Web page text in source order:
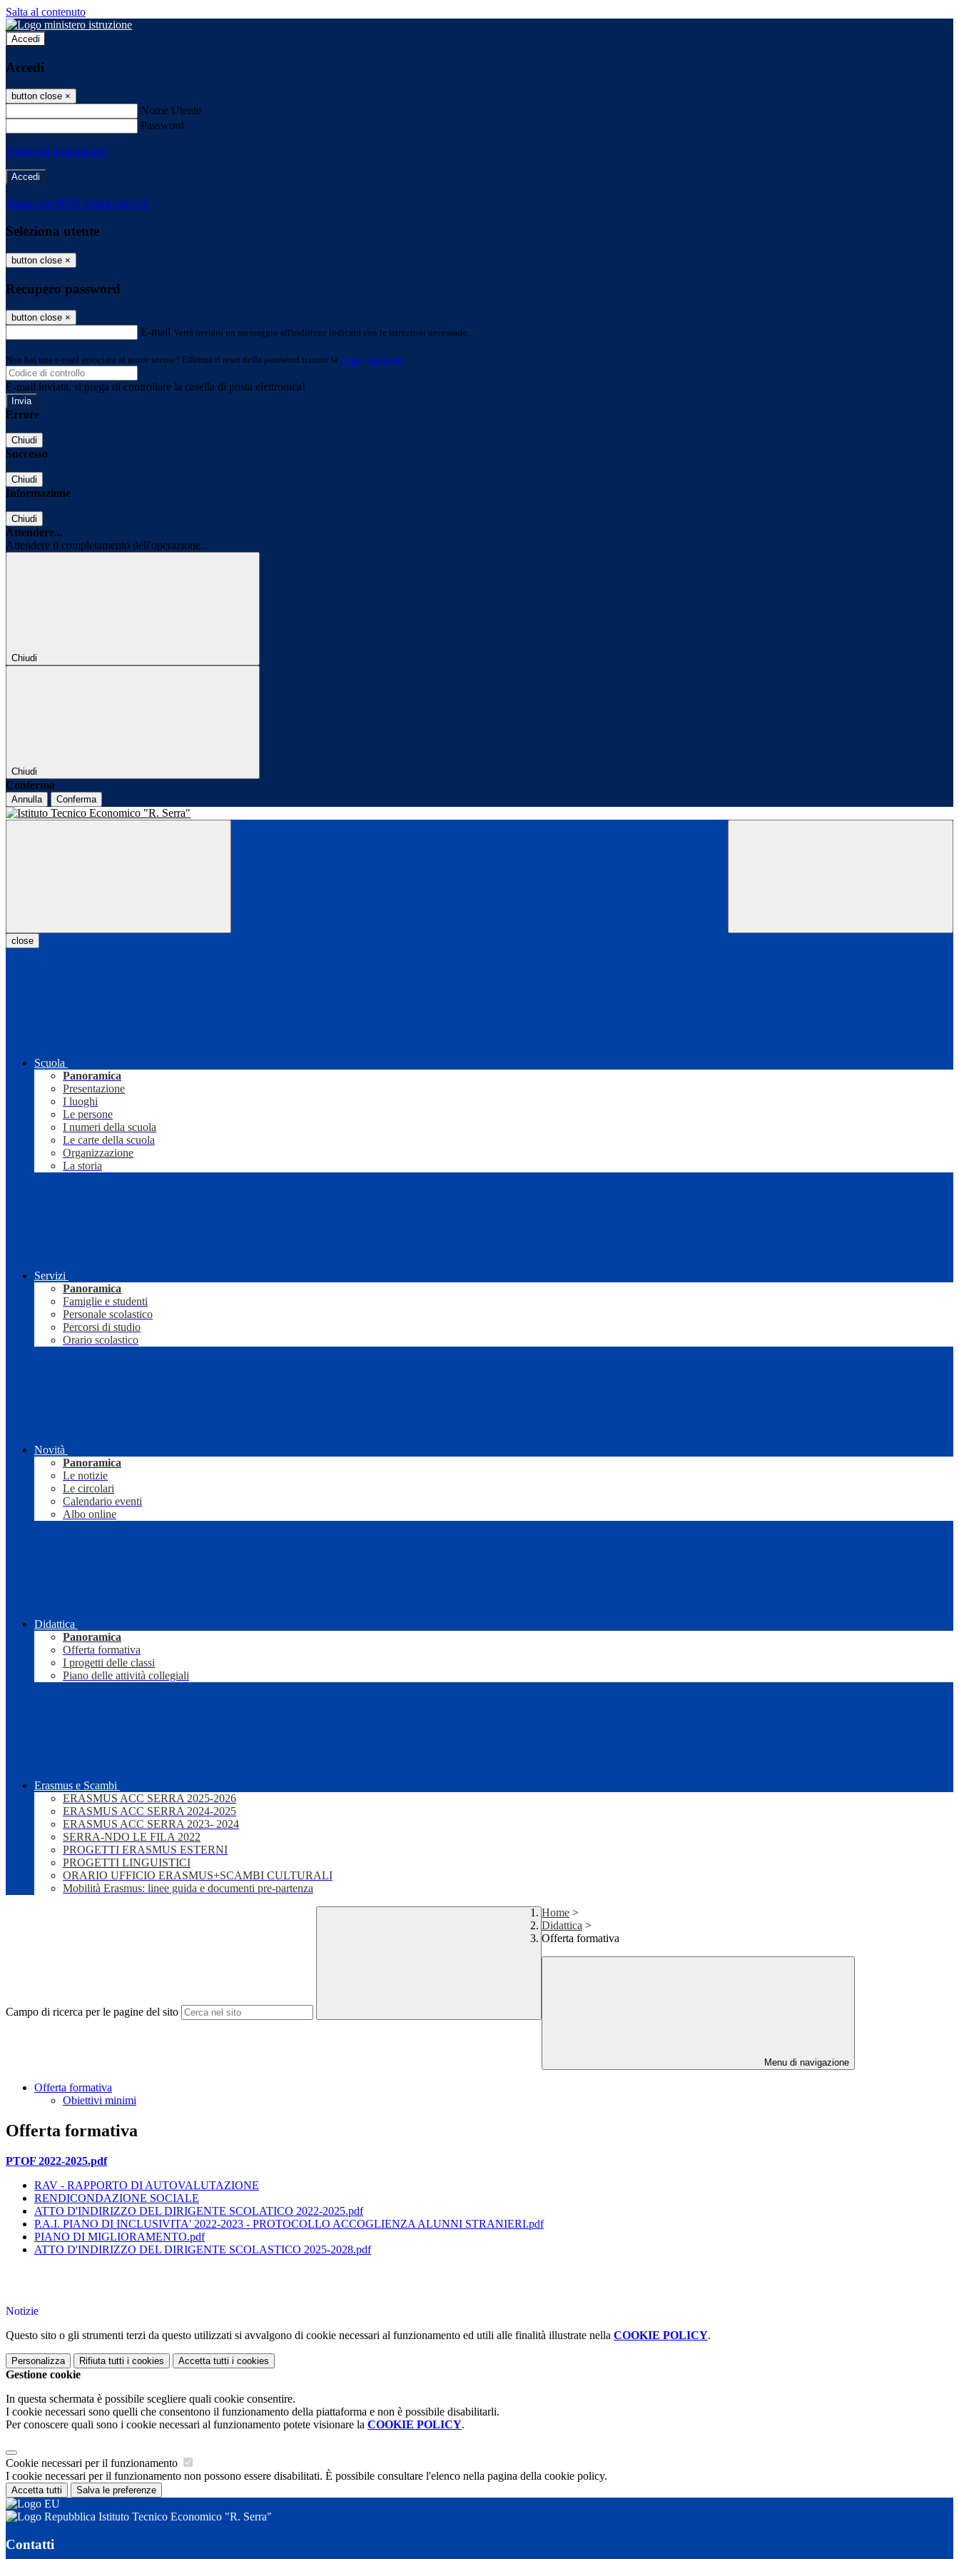
Salta al contenuto
Accedi
Accedi
button close ×
Nome Utente
Password
Password dimenticata?
-
Entra con SPID Entra con CIE
Seleziona utente
button close ×
Recupero password
button close ×
E-mail Verrà inviato un messaggio all'indirizzo indicato con le istruzioni necessarie.
Non hai una e-mail associata al nome utente? Effettua il reset della password tramite la Login Spaggiari
E-mail inviata, si prega di controllare la casella di posta elettronica!
Errore
Chiudi
Successo
Chiudi
Informazione
Chiudi
Attendere...
Attendere il completamento dell'operazione...
Chiudi
Chiudi
Conferma
Annulla Conferma
close
Scuola
Panoramica
Presentazione
I luoghi
Le persone
I numeri della scuola
Le carte della scuola
Organizzazione
La storia
Servizi
Panoramica
Famiglie e studenti
Personale scolastico
Percorsi di studio
Orario scolastico
Novità
Panoramica
Le notizie
Le circolari
Calendario eventi
Albo online
Didattica
Panoramica
Offerta formativa
I progetti delle classi
Piano delle attività collegiali
Erasmus e Scambi
ERASMUS ACC SERRA 2025-2026
ERASMUS ACC SERRA 2024-2025
ERASMUS ACC SERRA 2023- 2024
SERRA-NDO LE FILA 2022
PROGETTI ERASMUS ESTERNI
PROGETTI LINGUISTICI
ORARIO UFFICIO ERASMUS+SCAMBI CULTURALI
Mobilità Erasmus: linee guida e documenti pre-partenza
Campo di ricerca per le pagine del sito
Home >
Didattica >
Offerta formativa
Menu di navigazione
Offerta formativa
Obiettivi minimi
Offerta formativa
PTOF 2022-2025.pdf
RAV - RAPPORTO DI AUTOVALUTAZIONE
RENDICONDAZIONE SOCIALE
ATTO D'INDIRIZZO DEL DIRIGENTE SCOLATICO 2022-2025.pdf
P.A.I. PIANO DI INCLUSIVITA' 2022-2023 - PROTOCOLLO ACCOGLIENZA ALUNNI STRANIERI.pdf
PIANO DI MIGLIORAMENTO.pdf
ATTO D'INDIRIZZO DEL DIRIGENTE SCOLASTICO 2025-2028.pdf
Notizie
Questo sito o gli strumenti terzi da questo utilizzati si avvalgono di cookie necessari al funzionamento ed utili alle finalità illustrate nella COOKIE POLICY.
Personalizza Rifiuta tutti i cookies Accetta tutti i cookies
Gestione cookie
In questa schermata è possibile scegliere quali cookie consentire.
I cookie necessari sono quelli che consentono il funzionamento della piattaforma e non è possibile disabilitarli.
Per conoscere quali sono i cookie necessari al funzionamento potete visionare la COOKIE POLICY.
Cookie necessari per il funzionamento
I cookie necessari per il funzionamento non possono essere disabilitati. È possibile consultare l'elenco nella pagina della cookie policy.
Accetta tutti Salva le preferenze
Istituto Tecnico Economico "R. Serra"
Contatti